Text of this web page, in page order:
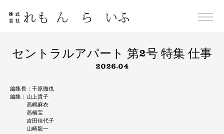
content
セントラルアパート 第2号 特集 仕事
2026.04
編集長：千原徹也
編集：山上貴子
高嶋麻衣
高橋宝
吉田佳代子
山崎龍一